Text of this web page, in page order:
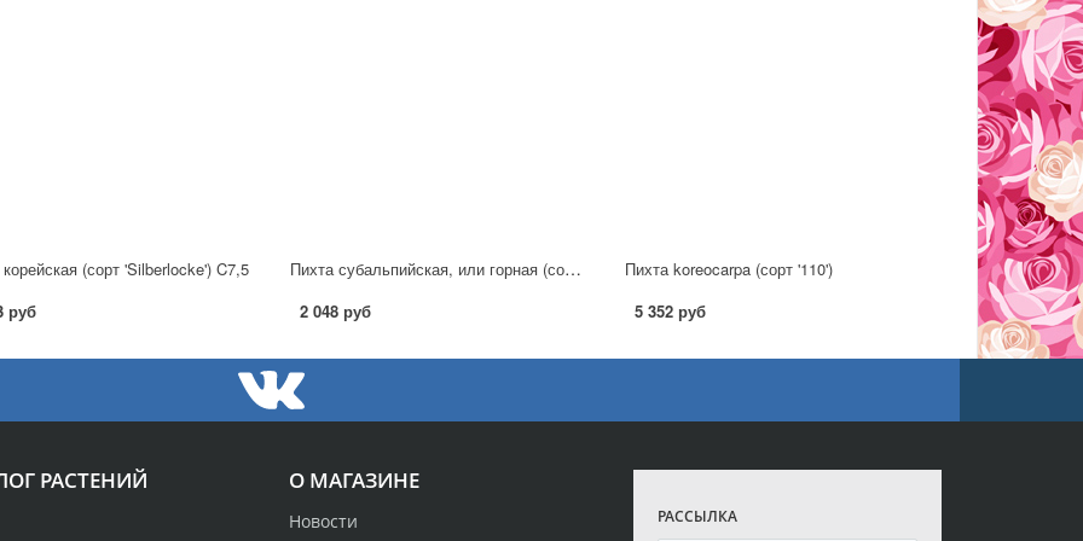
(сорт 'Silberlocke') C7,5
руб
Пихта субальпийская, или горная (сорт 'Green Globe') P14
2 048 руб
Пихта koreocarpa (сорт '110')
5 352 руб
О МАГАЗИНЕ
Новости
РАСТЕНИЙ
РАССЫЛКА